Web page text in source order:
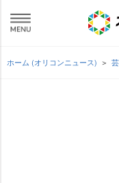
ホーム (オリコンニュース)